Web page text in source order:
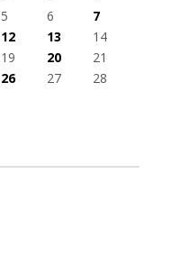
5 6
7
12 13
14
19 20
21
26 27
28